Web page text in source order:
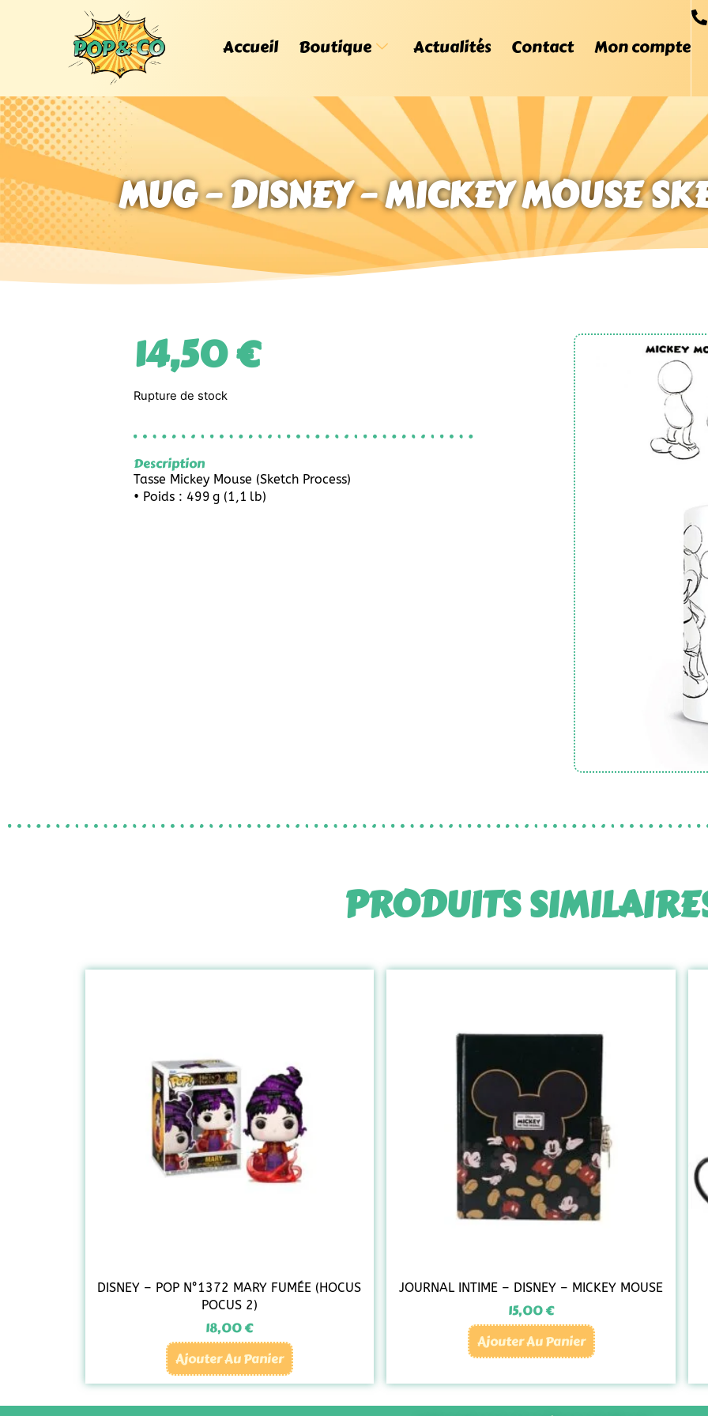
Accueil Boutique Actualités Contact Mon compte
MUG – DISNEY – MICKEY MOUSE
14,50€
Rupture de stock
Description
Tasse Mickey Mouse (Sketch Process)
• Poids : 499 g (1,1 lb)
PRODUITS
DISNEY – POP N°1372 MARY FUMÉE (HOCUS
POCUS 2)
18,00€
Ajouter Au Panier
JOURNAL INTIME – DISNEY – MICKEY MOUSE
15,00€
Ajouter Au Panier